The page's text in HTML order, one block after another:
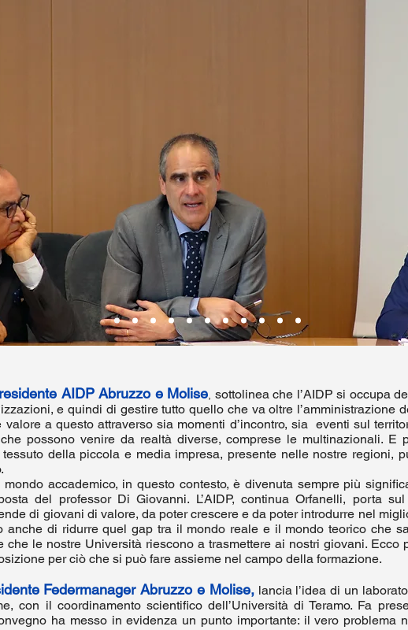
AIDP Abruzzo e Molise sottolinea che l’AIDP si occupa
e quindi di gestire tutto quello che va oltre l’amministrazione
valore a questo attraverso sia momenti d’incontro, sia eventi sul
possono venire da realtà diverse, comprese le multinazionali. E
della piccola e media impresa, presente nelle nostre regioni,
accademico, in questo contesto, è divenuta sempre più
del professor Di Giovanni. L’AIDP, continua Orfanelli, porta
di giovani di valore, da poter crescere e da poter introdurre nel
anche di ridurre quel gap tra il mondo reale e il mondo teorico che
che le nostre Università riescono a trasmettere ai nostri giovani. Ecco
per ciò che si può fare assieme nel campo della formazione.
Federmanager Abruzzo e Molise,lancia l’idea di un
con il coordinamento scientifico dell’Università di Teramo. Fa
ha messo in evidenza un punto importante: il vero problema